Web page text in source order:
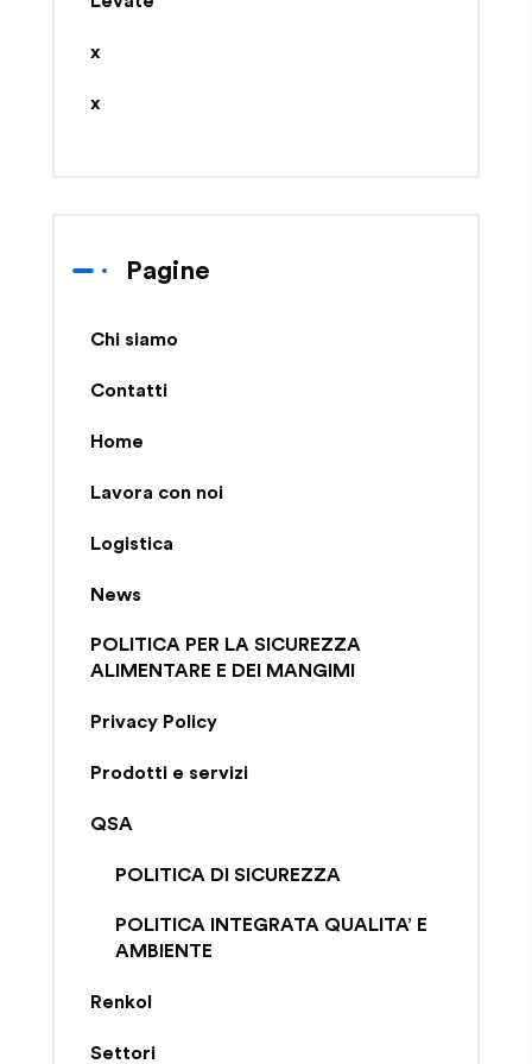
x
x
Pagine
Chi siamo
Contatti
Home
Lavora con noi
Logistica
News
POLITICA PER LA SICUREZZA
ALIMENTARE E DEI MANGIMI
Privacy Policy
Prodotti e servizi
QSA
POLITICA DI SICUREZZA
POLITICA INTEGRATA QUALITA’ E
AMBIENTE
Renkol
Settori